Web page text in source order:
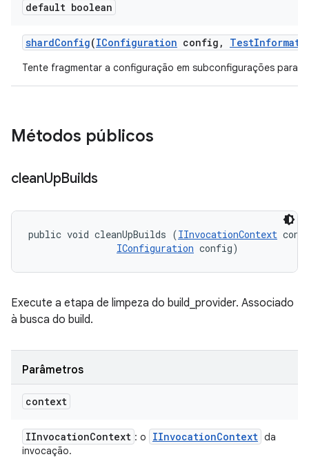
default boolean
shardConfig(IConfiguration config , Test
Tente fragmentar a configuração em subconfigurações para
Métodos públicos
cleanUpBuilds
public void cleanUpBuilds (IInvocationContext
IConfiguration config)
Execute a etapa de limpeza do build_provider. Associado
à busca do build.
Parâmetros
context
IInvocationContext : o IInvocationContext da
invocação.